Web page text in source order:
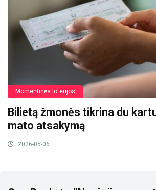
Momentinės loterijos
Bilietą žmonės tikrina du
mato atsakymą
2026-05-06